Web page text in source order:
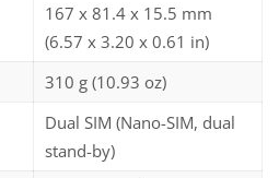
167 x 81.4 x 15.5 mm
(6.57 x 3.20 x 0.61 in)
310 g (10.93 oz)
Dual SIM (Nano-SIM, dual
stand-by)